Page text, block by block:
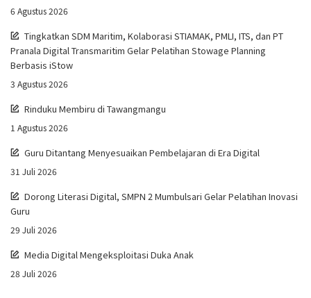
6 Agustus 2026
Tingkatkan SDM Maritim, Kolaborasi STIAMAK, PMLI, ITS, dan PT
Pranala Digital Transmaritim Gelar Pelatihan Stowage Planning
Berbasis iStow
3 Agustus 2026
Rinduku Membiru di Tawangmangu
1 Agustus 2026
Guru Ditantang Menyesuaikan Pembelajaran di Era Digital
31 Juli 2026
Dorong Literasi Digital, SMPN 2 Mumbulsari Gelar Pelatihan Inovasi
Guru
29 Juli 2026
Media Digital Mengeksploitasi Duka Anak
28 Juli 2026